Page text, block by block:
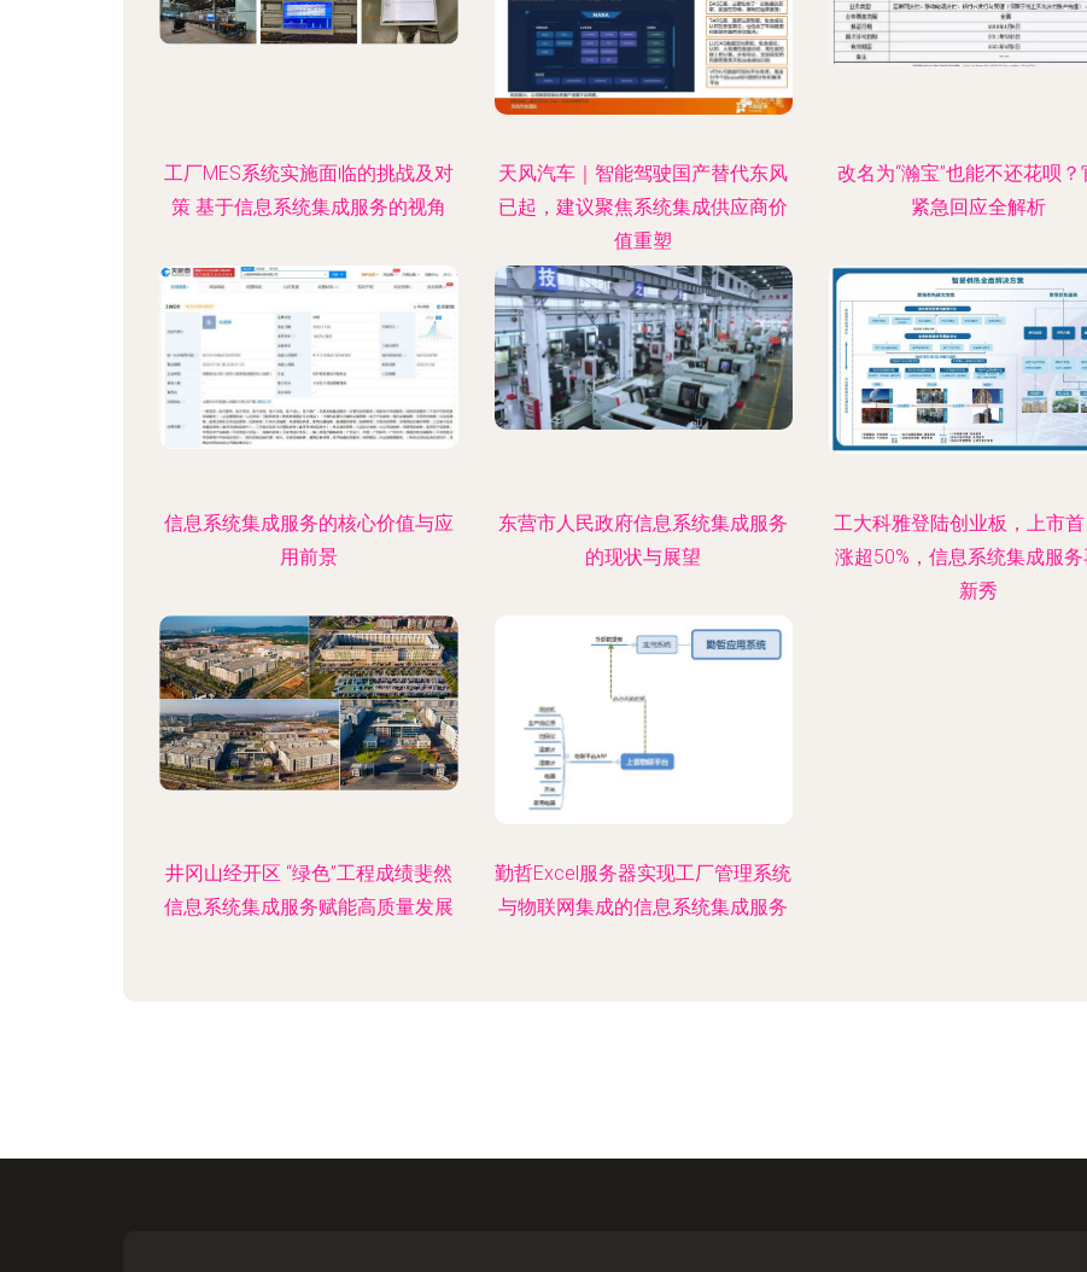
工厂MES系统实施面临的挑战及对
策 基于信息系统集成服务的视角
天风汽车｜智能驾驶国产替代东风
已起，建议聚焦系统集成供应商价
值重塑
改名为“瀚宝”也能不还花呗？
紧急回应全解析
信息系统集成服务的核心价值与应
用前景
东营市人民政府信息系统集成服务
的现状与展望
工大科雅登陆创业板，上市
涨超50%，信息系统集成服
新秀
井冈山经开区 “绿色”工程成绩斐然
信息系统集成服务赋能高质量发展
勤哲Excel服务器实现工厂管理系统
与物联网集成的信息系统集成服务